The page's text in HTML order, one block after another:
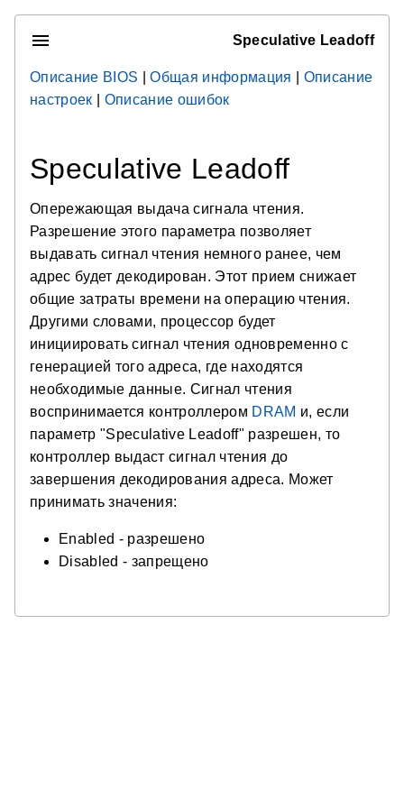
Speculative Leadoff
Описание BIOS |Общая информация
Описание
настроек
Описание ошибок
Speculative Leadoff
Опережающая выдача сигнала чтения.
Разрешение этого параметра позволяет
выдавать сигнал чтения немного ранее, чем
адрес будет декодирован. Этот прием снижает
общие затраты времени на операцию чтения.
Другими словами, процессор будет
инициировать сигнал чтения одновременно с
генерацией того адреса, где находятся
необходимые данные. Сигнал чтения
воспринимается контроллером DRAM и, если
параметр "Speculative Leadoff" разрешен, то
контроллер выдаст сигнал чтения до
завершения декодирования адреса. Может
принимать значения:
Enabled - разрешено
Disabled - запрещено